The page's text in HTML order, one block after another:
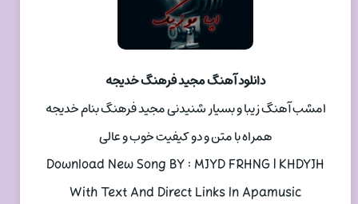
دانلود آهنگ مجید فرهنگ خدیجه
امشب آهنگ زیبا و بسیار شنیدنی مجید فرهنگ بنام خدیجه
همراه با متن و دو کیفیت خوب و عالی
Download New Song BY : MJYD FRHNG | KHDYJH
With Text And Direct Links In Apamusic